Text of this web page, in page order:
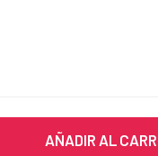
AÑADIR AL